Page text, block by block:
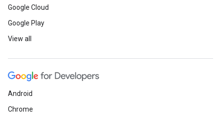
Google Cloud
Google Play
View all
Android
Chrome